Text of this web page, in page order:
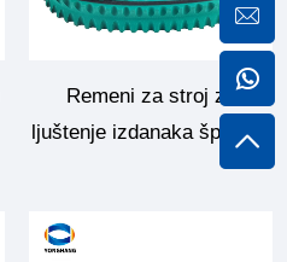
Remeni za stroj za
ljuštenje izdanaka šparoga